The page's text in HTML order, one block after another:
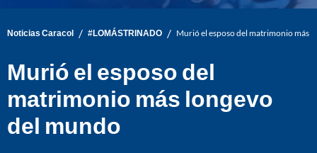
Noticias Caracol / #LOMÁSTRINADO / Murió el esposo del matrimonio más
Murió el esposo del
matrimonio más longevo
del mundo